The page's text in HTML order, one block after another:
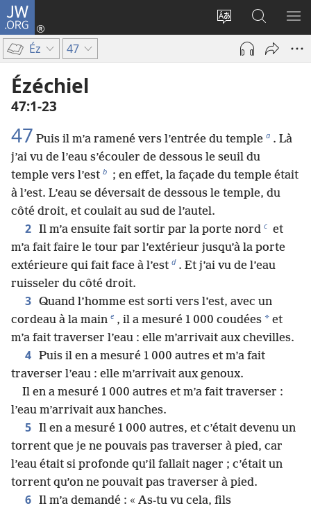
JW.ORG
Changer
langue
Se
connecter
sur
JW.ORG
Éz 47
Ézéchiel
47​:​1-23
47 Puis il m’a ramené vers l’entrée du temple a . Là
j’ai vu de l’eau s’écouler de dessous le seuil du
temple vers l’est b ; en effet, la façade du temple était
à l’est. L’eau se déversait de dessous le temple, du
côté droit, et coulait au sud de l’autel.
2 Il m’a ensuite fait sortir par la porte nord c et
m’a fait faire le tour par l’extérieur jusqu’à la porte
extérieure qui fait face à l’est d . Et j’ai vu de l’eau
ruisseler du côté droit.
3 Quand l’homme est sorti vers l’est, avec un
cordeau à la main e , il a mesuré 1 000 coudées * et
m’a fait traverser l’eau : elle m’arrivait aux chevilles.
4 Puis il en a mesuré 1 000 autres et m’a fait
traverser l’eau : elle m’arrivait aux genoux.
Il en a mesuré 1 000 autres et m’a fait traverser :
l’eau m’arrivait aux hanches.
5 Il en a mesuré 1 000 autres, et c’était devenu un
torrent que je ne pouvais pas traverser à pied, car
l’eau était si profonde qu’il fallait nager ; c’était un
torrent qu’on ne pouvait pas traverser à pied.
6 Il m’a demandé : « As-tu vu cela, fils